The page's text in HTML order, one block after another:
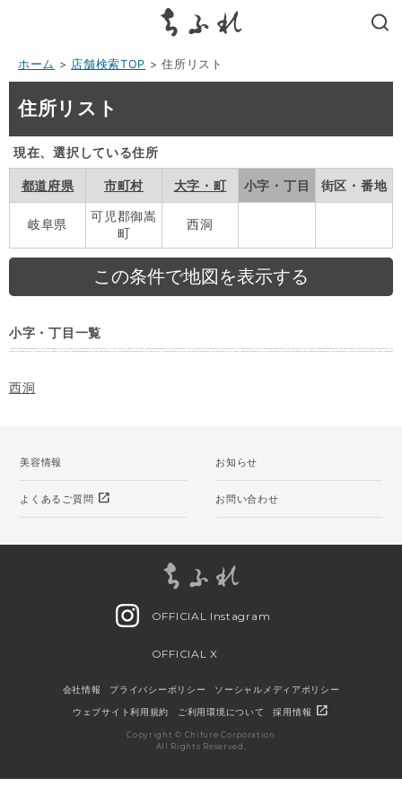
ホーム > 店舗検索TOP > 住所リスト
住所リスト
現在、選択している住所
都道府県 市町村 大字・町 小字・丁目 街区・番地
岐阜県
可児郡御嵩
町
西洞
小字・丁目一覧
西洞
美容情報 お知らせ
よくあるご質問 open_in_new お問い合わせ
OFFICIAL Instagram
OFFICIAL X
会社情報 プライバシーポリシー ソーシャルメディアポリシー
ウェブサイト利用規約 ご利用環境について 採用情報 open_in_new
Copyright © Chifure Corporation
All Rights Reserved.